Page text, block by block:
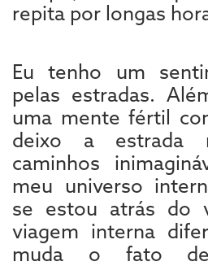
repita por longas
Eu tenho um
pelas estradas.
uma mente fértil
deixo a estrada
caminhos
meu universo
se estou atrás do
viagem interna
muda o fato